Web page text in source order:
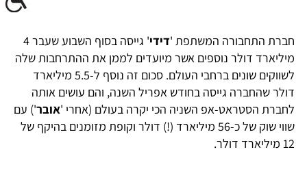
חברת התחבורה המשתפת 'דידי
' גייסה בסוף השבוע שעבר 4
מיליארד דולר נוספים אשר מיועדים לממן את ההתרחבות שלה
לשווקים שונים ברחבי העולם. סכום זה נוסף ל-5.5 מיליארד
דולר שהחברה גייסה בחודש אפריל השנה, והם עושים אותה
לחברת הסטראט-אפ השניה הכי יקרה בעולם (אחרי 'אובר') עם
שווי שוק של כ-56 מיליארד (!) דולר וקופת מזומנים בהיקף של
12 מיליארד דולר.